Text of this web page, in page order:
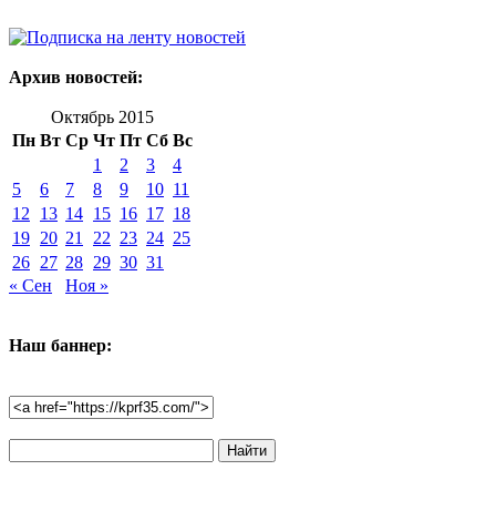
Архив новостей:
Октябрь 2015
Пн Вт Ср Чт Пт Сб Вс
1
2 3
4
5
6 7 8 9 10 11
12
13 14 15 16 17 18
19 20 21 22 23 24 25
26 27 28 29 30 31
« Сен
Ноя »
Наш баннер:
по